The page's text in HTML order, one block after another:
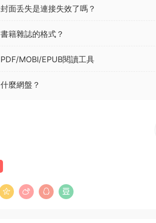
封面丢失是連接失效了嗎？
書籍雜誌的格式？
PDF/MOBI/EPUB閱讀工具
什麼網盤？